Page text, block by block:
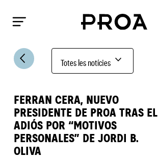
arrow_back_ios Totes les notícies expand_more
FERRAN CERA, NUEVO
PRESIDENTE DE PROA TRAS EL
ADIÓS POR “MOTIVOS
PERSONALES” DE JORDI B.
OLIVA